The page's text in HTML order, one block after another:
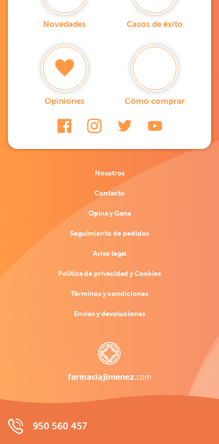
Novedades Casos de éxito
Opiniones Cómo comprar
Nosotros
Contacto
Opina y Gana
Seguimiento de pedidos
Aviso legal
Política de privacidad y Cookies
Términos y condiciones
Envíos y devoluciones
950 560 457